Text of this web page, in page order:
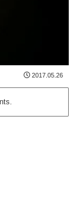
2017.05.26